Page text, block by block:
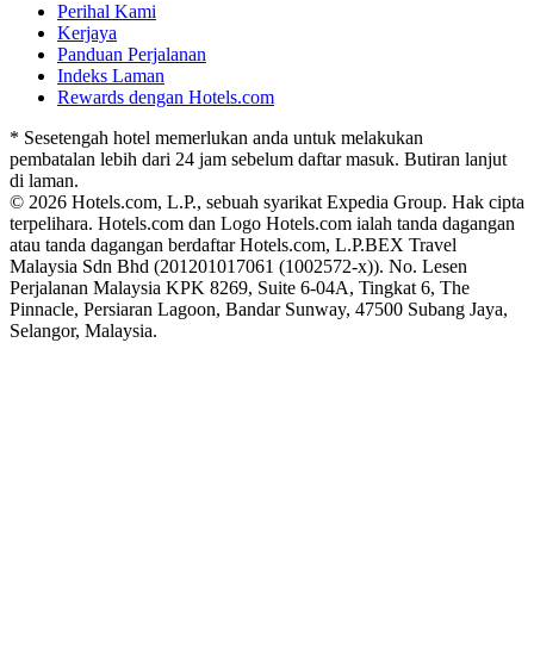
Perihal Kami
Kerjaya
Panduan Perjalanan
Indeks Laman
Rewards dengan Hotels.com
* Sesetengah hotel memerlukan anda untuk melakukan
pembatalan lebih dari 24 jam sebelum daftar masuk. Butiran lanjut
di laman.
© 2026 Hotels.com, L.P., sebuah syarikat Expedia Group. Hak cipta
terpelihara. Hotels.com dan Logo Hotels.com ialah tanda dagangan
atau tanda dagangan berdaftar Hotels.com, L.P.BEX Travel
Malaysia Sdn Bhd (201201017061 (1002572-x)). No. Lesen
Perjalanan Malaysia KPK 8269, Suite 6-04A, Tingkat 6, The
Pinnacle, Persiaran Lagoon, Bandar Sunway, 47500 Subang Jaya,
Selangor, Malaysia.